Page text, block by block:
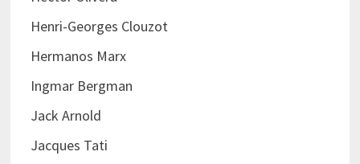
Henri-Georges Clouzot
Hermanos Marx
Ingmar Bergman
Jack Arnold
Jacques Tati